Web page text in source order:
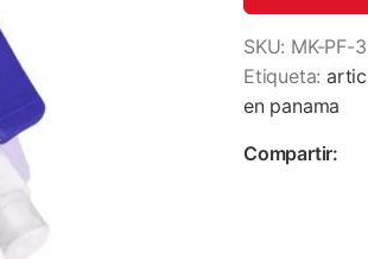
SKU: MK-PF-
Etiqueta:
en panama
Compartir: